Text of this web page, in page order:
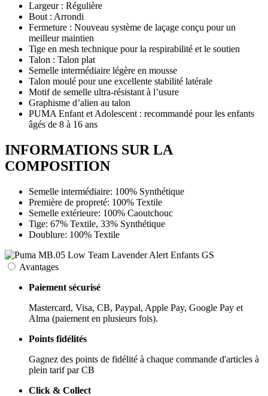
Largeur : Régulière
Bout : Arrondi
Fermeture : Nouveau système de laçage conçu pour un
meilleur maintien
Tige en mesh technique pour la respirabilité et le soutien
Talon : Talon plat
Semelle intermédiaire légère en mousse
Talon moulé pour une excellente stabilité latérale
Motif de semelle ultra-résistant à l’usure
Graphisme d’alien au talon
PUMA Enfant et Adolescent : recommandé pour les enfants
âgés de 8 à 16 ans
INFORMATIONS SUR LA
COMPOSITION
Semelle intermédiaire: 100% Synthétique
Première de propreté: 100% Textile
Semelle extérieure: 100% Caoutchouc
Tige: 67% Textile, 33% Synthétique
Doublure: 100% Textile
Avantages
Paiement sécurisé
Mastercard, Visa, CB, Paypal, Apple Pay, Google Pay et
Alma (paiement en plusieurs fois).
Points fidélités
Gagnez des points de fidélité à chaque commande d'articles à
plein tarif par CB
Click & Collect